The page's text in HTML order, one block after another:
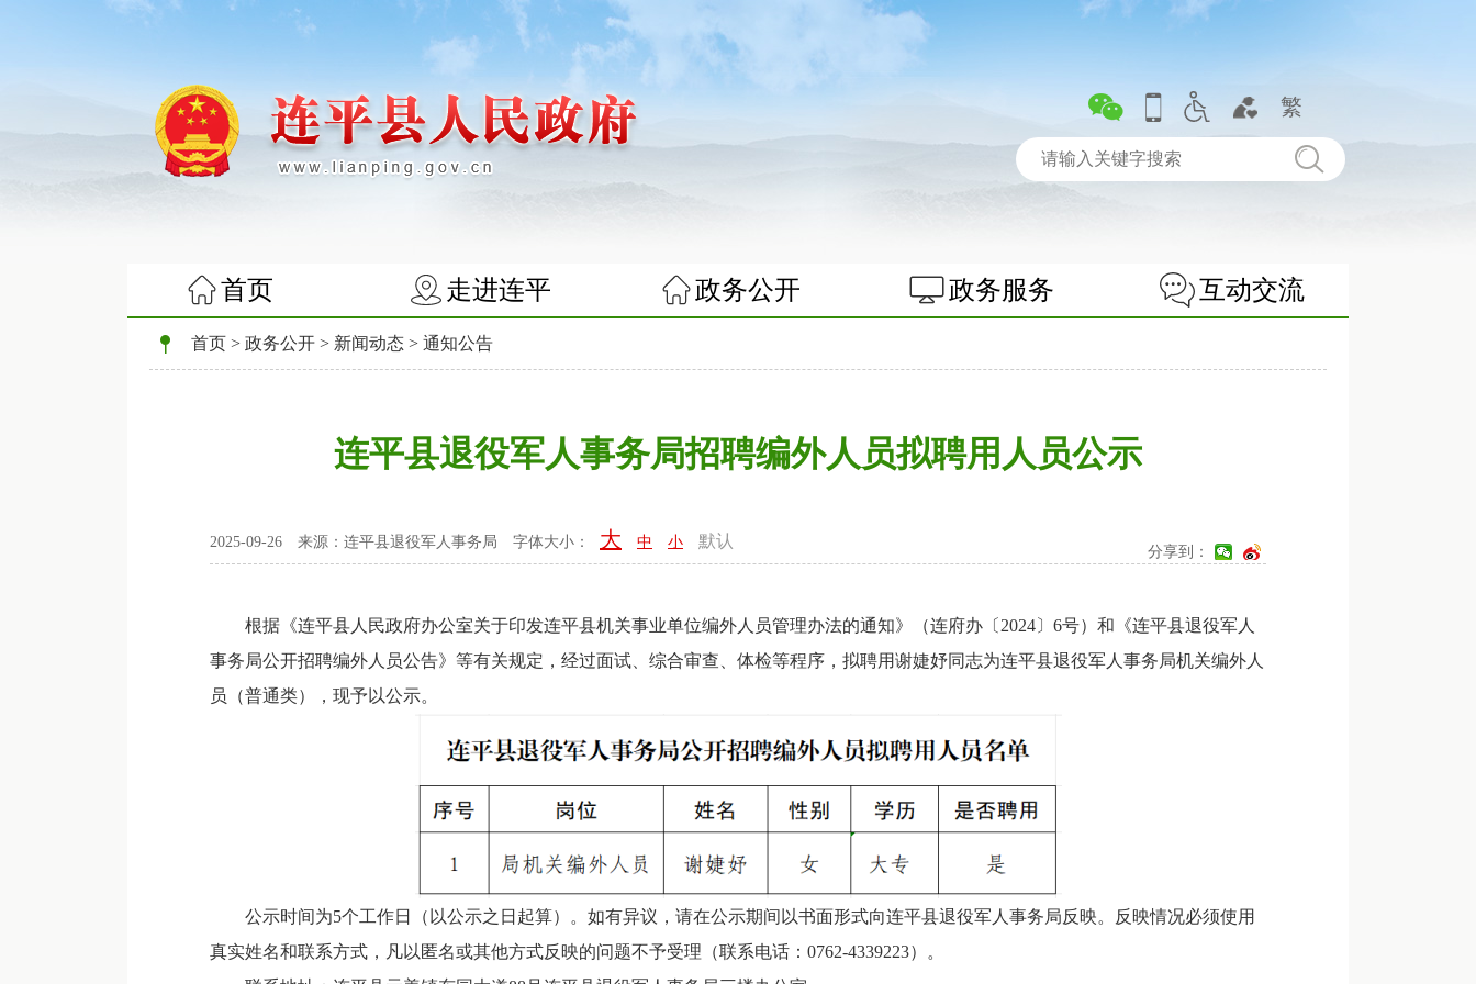
繁
首页 走进连平 政务公开 政务服务 互动交流
首页 > 政务公开 > 新闻动态 > 通知公告
连平县退役军人事务局招聘编外人员拟聘用人员公示
2025-09-26 来源：连平县退役军人事务局 字体大小： 大 中 小 默认
分享到：
根据《连平县人民政府办公室关于印发连平县机关事业单位编外人员管理办法的通知》（连府办〔2024〕6号）和《连平县退役军人
事务局公开招聘编外人员公告》等有关规定，经过面试、综合审查、体检等程序，拟聘用谢婕妤同志为连平县退役军人事务局机关编外人
员（普通类），现予以公示。
公示时间为5个工作日（以公示之日起算）。如有异议，请在公示期间以书面形式向连平县退役军人事务局反映。反映情况必须使用
真实姓名和联系方式，凡以匿名或其他方式反映的问题不予受理（联系电话：0762-4339223）。